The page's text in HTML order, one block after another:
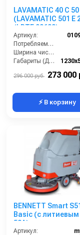
LAVAMATIC 40 C 50
(LAVAMATIC 501 E
(LPTE 00600)
Артикул:
Потребляемая мощность (кВт):
Ширина чистки щёток (мм):
Габариты (ДхШхВ):
296 000 руб. 273 000
⚡ В корзину
BENNETT Smart
Basic (с
50А)
Артикул: